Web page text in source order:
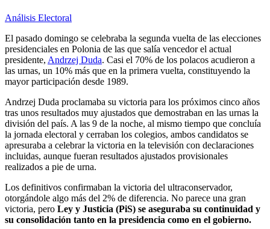
Análisis Electoral
El pasado domingo se celebraba la segunda vuelta de las elecciones
presidenciales en Polonia de las que salía vencedor el actual
presidente, Andrzej Duda. Casi el 70% de los polacos acudieron a
las urnas, un 10% más que en la primera vuelta, constituyendo la
mayor participación desde 1989.
Andrzej Duda proclamaba su victoria para los próximos cinco años
tras unos resultados muy ajustados que demostraban en las urnas la
división del país. A las 9 de la noche, al mismo tiempo que concluía
la jornada electoral y cerraban los colegios, ambos candidatos se
apresuraba a celebrar la victoria en la televisión con declaraciones
incluidas, aunque fueran resultados ajustados provisionales
realizados a pie de urna.
Los definitivos confirmaban la victoria del ultraconservador,
otorgándole algo más del 2% de diferencia. No parece una gran
victoria, pero Ley y Justicia (PiS) se aseguraba su continuidad y
su consolidación tanto en la presidencia como en el gobierno.